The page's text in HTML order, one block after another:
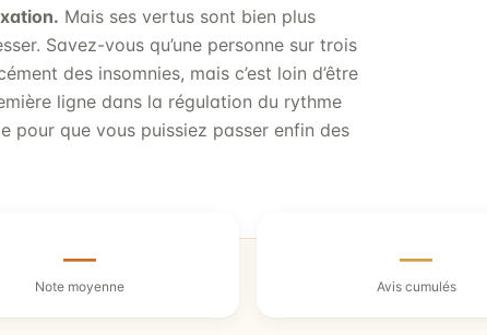
Mais ses vertus sont bien plus
Savez-vous qu’une personne sur trois
des insomnies, mais c’est loin d’être
ligne dans la régulation du rythme
pour que vous puissiez passer enfin des
—
Note moyenne
—
Avis cumulés